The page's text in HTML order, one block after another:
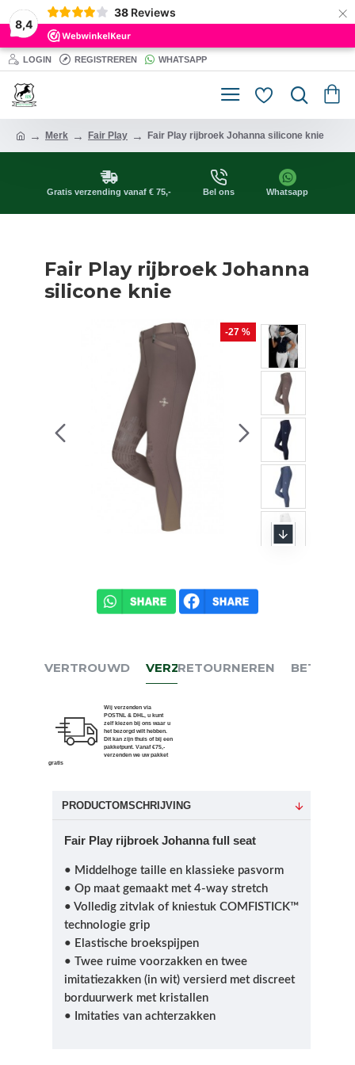
8,4
38 Reviews ×
LOGIN REGISTREREN WHATSAPP
Merk Fair Play Fair Play rijbroek Johanna silicone knie
Gratis verzending vanaf € 75,- Bel ons Whatsapp
Fair Play rijbroek Johanna
silicone knie
-27 %
VERTROUWD VERZENDEN
Wij verzenden via
POSTNL & DHL, u kunt
zelf kiezen bij ons waar u
het bezorgd wilt hebben.
Dit kan zijn thuis of bij een
pakketpunt. Vanaf €75,-
verzenden we uw pakket
gratis
RETOURNEREN BETALEN
PRODUCTOMSCHRIJVING
Fair Play rijbroek Johanna full seat
• Middelhoge taille en klassieke pasvorm
• Op maat gemaakt met 4-way stretch
• Volledig zitvlak of kniestuk COMFISTICK™
technologie grip
• Elastische broekspijpen
• Twee ruime voorzakken en twee
imitatiezakken (in wit) versierd met discreet
borduurwerk met kristallen
• Imitaties van achterzakken